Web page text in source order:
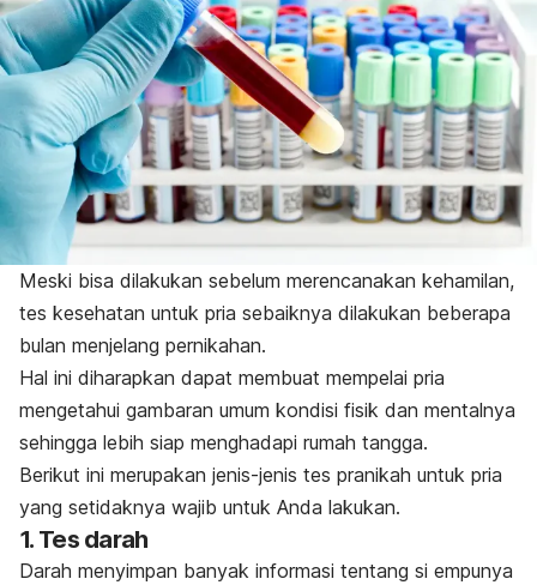
Meski bisa dilakukan sebelum merencanakan kehamilan,
tes kesehatan untuk pria sebaiknya dilakukan beberapa
bulan menjelang pernikahan.
Hal ini diharapkan dapat membuat mempelai pria
mengetahui gambaran umum kondisi fisik dan mentalnya
sehingga lebih siap menghadapi rumah tangga.
Berikut ini merupakan jenis-jenis tes pranikah untuk pria
yang setidaknya wajib untuk Anda lakukan.
1. Tes darah
Darah menyimpan banyak informasi tentang si empunya